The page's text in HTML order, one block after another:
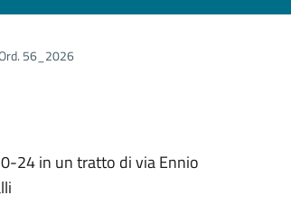
56_2026
24 in un tratto di via Ennio